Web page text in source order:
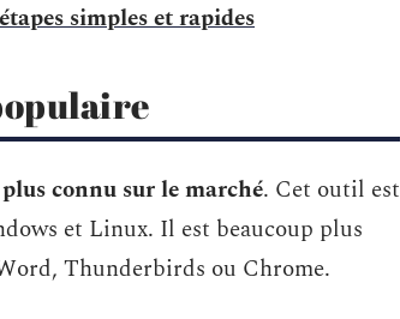
simples et rapides
connu sur le marché. Cet outil est
et Linux. Il est beaucoup plus
Thunderbirds ou Chrome.